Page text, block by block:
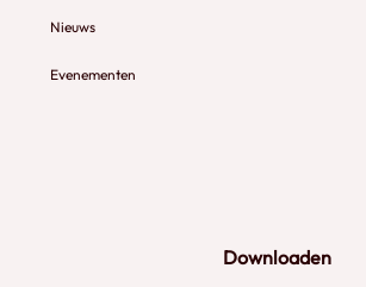
Nieuws
Evenementen
Downloaden